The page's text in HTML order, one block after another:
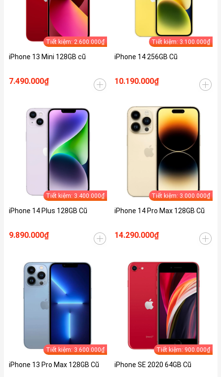
Tiết kiệm: 2.600.000₫
iPhone 13 Mini 128GB cũ
7.490.000₫
Tiết kiệm: 3.100.000₫
iPhone 14 256GB Cũ
10.190.000₫
Tiết kiệm: 3.400.000₫
iPhone 14 Plus 128GB Cũ
9.890.000₫
Tiết kiệm: 3.000.000₫
iPhone 14 Pro Max 128GB Cũ
14.290.000₫
Tiết kiệm: 3.600.000₫
iPhone 13 Pro Max 128GB Cũ
Tiết kiệm: 900.000₫
iPhone SE 2020 64GB Cũ